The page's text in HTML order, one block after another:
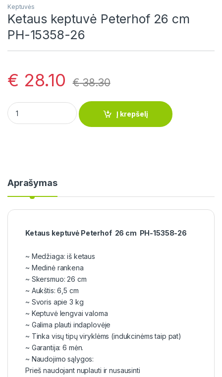
Keptuvės
Ketaus keptuvė Peterhof 26 cm
PH-15358-26
€ 28.10 €38.30
Ketaus keptuvė Peterhof 26 cm PH-15358-26 quantity
Į krepšelį
Aprašymas
Ketaus keptuvė Peterhof 26 cm PH-15358-26
~ Medžiaga: iš ketaus
~ Medinė rankena
~ Skersmuo: 26 cm
~ Aukštis: 6,5 cm
~ Svoris apie 3 kg
~ Keptuvė lengvai valoma
~ Galima plauti indaplovėje
~ Tinka visų tipų viryklėms (indukcinėms taip pat)
~ Garantija: 6 mėn.
~ Naudojimo sąlygos:
Prieš naudojant nuplauti ir nusausinti